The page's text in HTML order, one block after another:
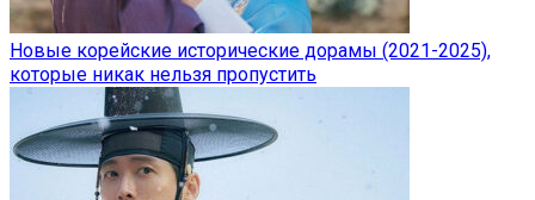
Новые корейские исторические дорамы (2021-2025),
которые никак нельзя пропустить